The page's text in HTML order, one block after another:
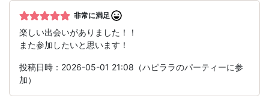
非常に満足
楽しい出会いがありました！！
また参加したいと思います！
投稿日時：2026-05-01 21:08（ハピララのパーティーに参
加）